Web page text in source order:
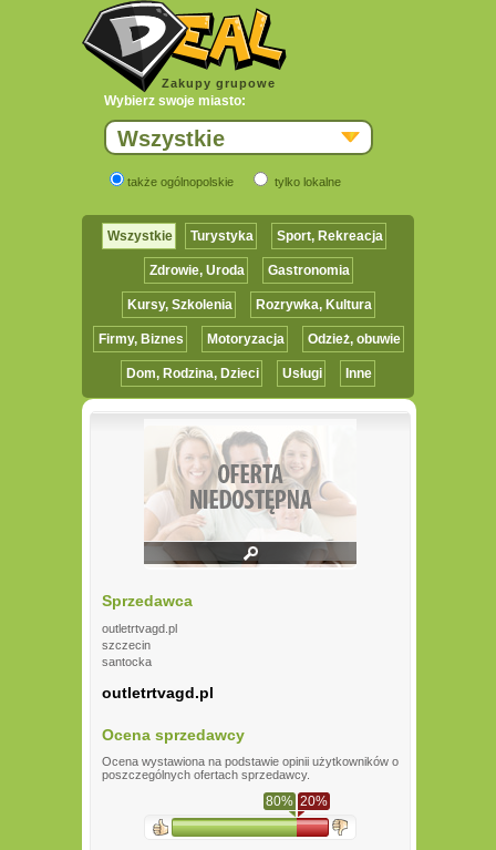
Zakupy grupowe
Wybierz swoje miasto:
Wszystkie
także ogólnopolskie tylko lokalne
Wszystkie Turystyka Sport, Rekreacja
Zdrowie, Uroda Gastronomia
Kursy, Szkolenia Rozrywka, Kultura
Firmy, Biznes Motoryzacja Odzież, obuwie
Dom, Rodzina, Dzieci Usługi Inne
Sprzedawca
outletrtvagd.pl
szczecin
santocka
outletrtvagd.pl
Ocena sprzedawcy
Ocena wystawiona na podstawie opinii użytkowników o
poszczególnych ofertach sprzedawcy.
80% 20%